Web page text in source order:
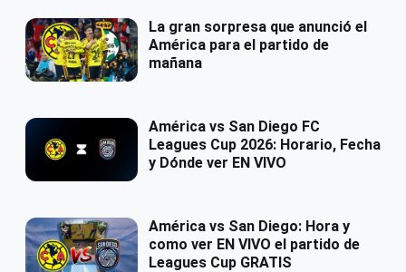
La gran sorpresa que anunció el
América para el partido de
mañana
América vs San Diego FC
Leagues Cup 2026: Horario, Fecha
y Dónde ver EN VIVO
América vs San Diego: Hora y
como ver EN VIVO el partido de
Leagues Cup GRATIS